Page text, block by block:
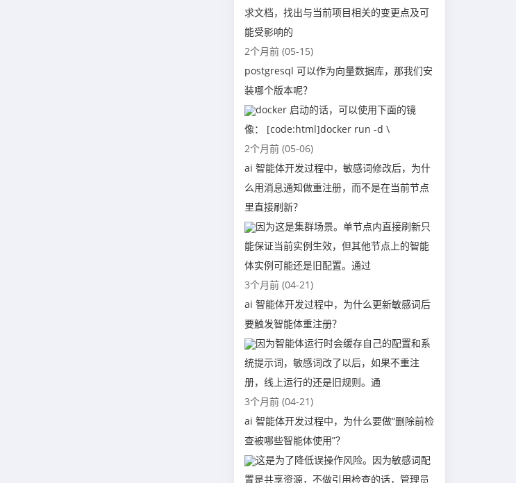
求文档，找出与当前项目相关的变更点及可
能受影响的
2个月前 (05-15)
postgresql 可以作为向量数据库，那我们安
装哪个版本呢？
docker 启动的话，可以使用下面的镜
像： [code:html]docker run -d \
2个月前 (05-06)
ai 智能体开发过程中，敏感词修改后，为什
么用消息通知做重注册，而不是在当前节点
里直接刷新？
因为这是集群场景。单节点内直接刷新只
能保证当前实例生效，但其他节点上的智能
体实例可能还是旧配置。通过
3个月前 (04-21)
ai 智能体开发过程中，为什么更新敏感词后
要触发智能体重注册？
因为智能体运行时会缓存自己的配置和系
统提示词，敏感词改了以后，如果不重注
册，线上运行的还是旧规则。通
3个月前 (04-21)
ai 智能体开发过程中，为什么要做“删除前检
查被哪些智能体使用”？
这是为了降低误操作风险。因为敏感词配
置是共享资源，不做引用检查的话，管理员